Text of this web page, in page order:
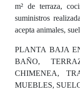
m² de terraza,
suministros
acepta animales,
PLANTA BAJA
BAÑO,
CHIMENEA,
MUEBLES,